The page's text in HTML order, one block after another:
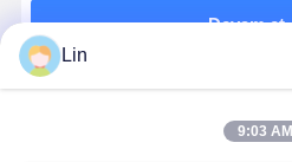
Devam et
Lin
9:03 AM